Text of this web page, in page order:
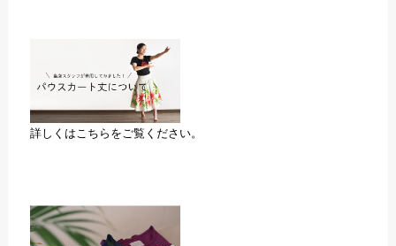
詳しくはこちらをご覧ください。